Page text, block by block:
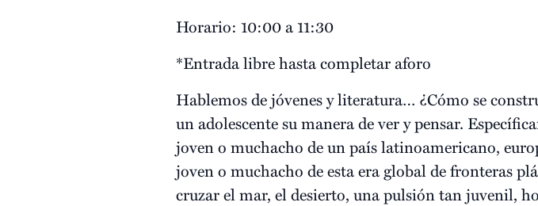
Horario: 10:00 a 11:30
*Entrada libre hasta completar aforo
Hablemos de jóvenes y literatura… ¿Cómo se
un adolescente su manera de ver y pensar.
joven o muchacho de un país latinoamericano,
joven o muchacho de esta era global de fronteras
cruzar el mar, el desierto, una pulsión tan juvenil,